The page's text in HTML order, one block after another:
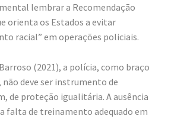
lembrar a Recomendação
orienta os Estados a evitar
racial” em operações policiais.
(2021), a polícia, como braço
deve ser instrumento de
de proteção igualitária. A ausência
falta de treinamento adequado em